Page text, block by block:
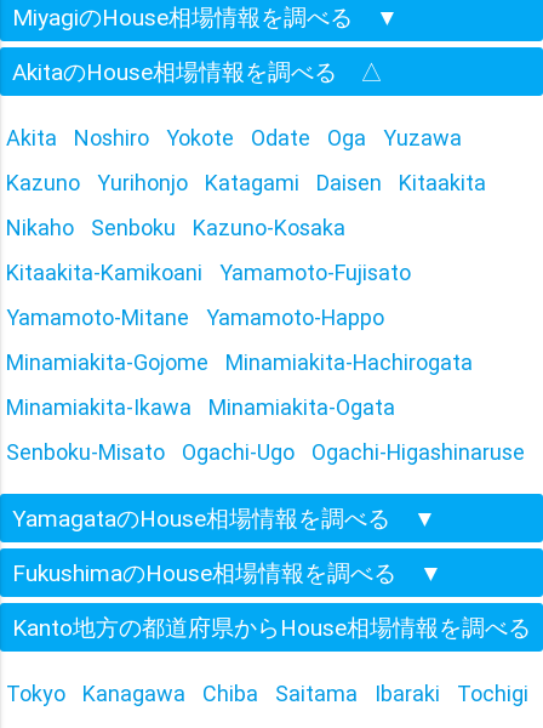
MiyagiのHouse相場情報を調べる ▼
AkitaのHouse相場情報を調べる △
Akita Noshiro Yokote Odate Oga
Yuzawa
Kazuno
Yurihonjo Katagami Daisen
Kitaakita
Nikaho
Senboku
Kazuno-Kosaka
Kitaakita-Kamikoani
Yamamoto-Fujisato
Yamamoto-Mitane
Yamamoto-Happo
Minamiakita-Gojome
Minamiakita-Hachirogata
Minamiakita-Ikawa
Minamiakita-Ogata
Senboku-Misato
Ogachi-Ugo Ogachi-Higashinaruse
YamagataのHouse相場情報を調べる ▼
FukushimaのHouse相場情報を調べる ▼
Kanto地方の都道府県からHouse相場情報を調べる
Tokyo Kanagawa Chiba Saitama Ibaraki
Tochigi